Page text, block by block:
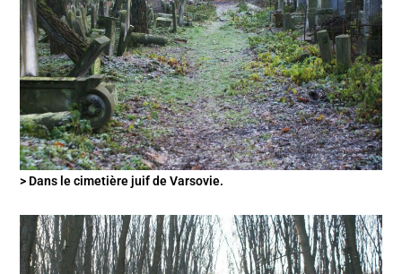
> Dans le cimetière juif de Varsovie.